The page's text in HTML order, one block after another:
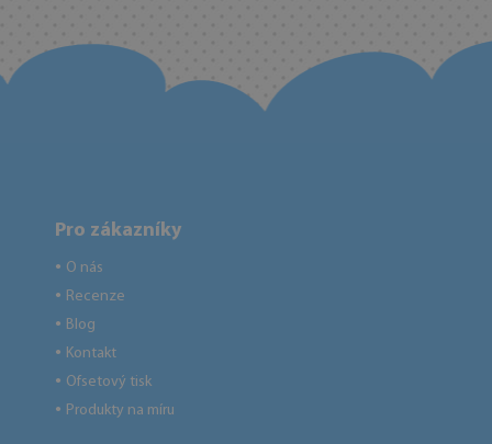
Pro zákazníky
● O nás
● Recenze
● Blog
● Kontakt
● Ofsetový tisk
● Produkty na míru